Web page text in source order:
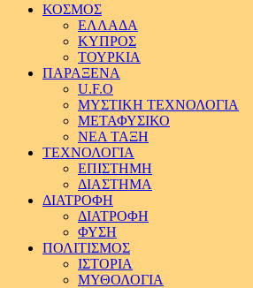
ΚΟΣΜΟΣ
ΕΛΛΑΔΑ
ΚΥΠΡΟΣ
ΤΟΥΡΚΙΑ
ΠΑΡΑΞΕΝΑ
U.F.O
ΜΥΣΤΙΚΗ ΤΕΧΝΟΛΟΓΙΑ
ΜΕΤΑΦΥΣΙΚΟ
ΝΕΑ ΤΑΞΗ
ΤΕΧΝΟΛΟΓΙΑ
ΕΠΙΣΤΗΜΗ
ΔΙΑΣΤΗΜΑ
ΔΙΑΤΡΟΦΗ
ΔΙΑΤΡΟΦΗ
ΦΥΣΗ
ΠΟΛΙΤΙΣΜΟΣ
ΙΣΤΟΡΙΑ
ΜΥΘΟΛΟΓΙΑ